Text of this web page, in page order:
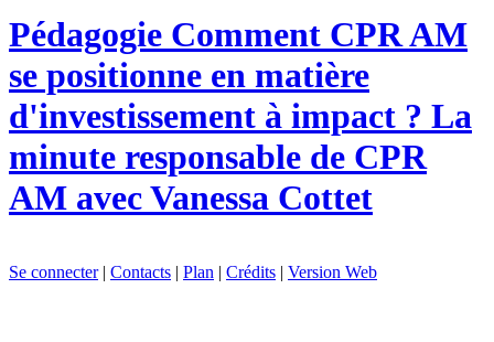
Pédagogie Comment CPR AM
se positionne en matière
d'investissement à impact ? La
minute responsable de CPR
AM avec Vanessa Cottet
Se connecter| Contacts | Plan | Crédits | Version Web